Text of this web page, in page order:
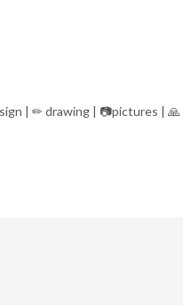
| ✏ drawing | 📷pictures | 🙏